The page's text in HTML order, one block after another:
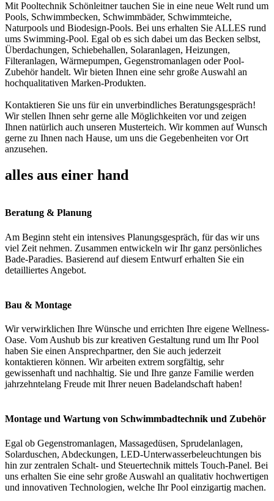
Mit Pooltechnik Schönleitner tauchen Sie in eine neue Welt rund um
Pools, Schwimmbecken, Schwimmbäder, Schwimmteiche,
Naturpools und Biodesign-Pools. Bei uns erhalten Sie ALLES rund
ums Swimming-Pool. Egal ob es sich dabei um das Becken selbst,
Überdachungen, Schiebehallen, Solaranlagen, Heizungen,
Filteranlagen, Wärmepumpen, Gegenstromanlagen oder Pool-
Zubehör handelt. Wir bieten Ihnen eine sehr große Auswahl an
hochqualitativen Marken-Produkten.
Kontaktieren Sie uns für ein unverbindliches Beratungsgespräch!
Wir stellen Ihnen sehr gerne alle Möglichkeiten vor und zeigen
Ihnen natürlich auch unseren Musterteich. Wir kommen auf Wunsch
gerne zu Ihnen nach Hause, um uns die Gegebenheiten vor Ort
anzusehen.
alles aus einer hand
Beratung & Planung
Am Beginn steht ein intensives Planungsgespräch, für das wir uns
viel Zeit nehmen. Zusammen entwickeln wir Ihr ganz persönliches
Bade-Paradies. Basierend auf diesem Entwurf erhalten Sie ein
detailliertes Angebot.
Bau & Montage
Wir verwirklichen Ihre Wünsche und errichten Ihre eigene Wellness-
Oase. Vom Aushub bis zur kreativen Gestaltung rund um Ihr Pool
haben Sie einen Ansprechpartner, den Sie auch jederzeit
kontaktieren können. Wir arbeiten extrem sorgfältig, sehr
gewissenhaft und nachhaltig. Sie und Ihre ganze Familie werden
jahrzehntelang Freude mit Ihrer neuen Badelandschaft haben!
Montage und Wartung von Schwimmbadtechnik und Zubehör
Egal ob Gegenstromanlagen, Massagedüsen, Sprudelanlagen,
Solarduschen, Abdeckungen, LED-Unterwasserbeleuchtungen bis
hin zur zentralen Schalt- und Steuertechnik mittels Touch-Panel. Bei
uns erhalten Sie eine sehr große Auswahl an qualitativ hochwertigen
und innovativen Technologien, welche Ihr Pool einzigartig machen.